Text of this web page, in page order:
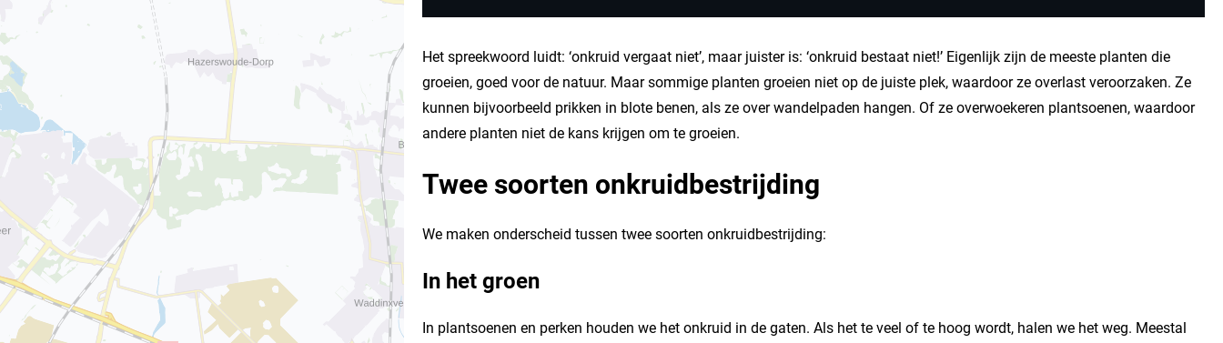
Het spreekwoord luidt: ‘onkruid vergaat niet’, maar juister is: ‘onkruid bestaat niet!’ Eigenlijk zijn de meeste planten die
groeien, goed voor de natuur. Maar sommige planten groeien niet op de juiste plek, waardoor ze overlast veroorzaken. Ze
kunnen bijvoorbeeld prikken in blote benen, als ze over wandelpaden hangen. Of ze overwoekeren plantsoenen, waardoor
andere planten niet de kans krijgen om te groeien.
Twee soorten onkruidbestrijding
We maken onderscheid tussen twee soorten onkruidbestrijding:
In het groen
In plantsoenen en perken houden we het onkruid in de gaten. Als het te veel of te hoog wordt, halen we het weg. Meestal